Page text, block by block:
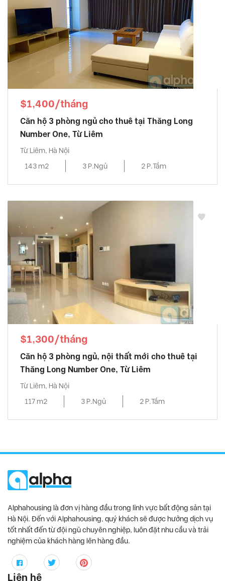
$1,400/tháng
Căn hộ 3 phòng ngủ cho thuê tại Thăng Long
Number One, Từ Liêm
Từ Liêm, Hà Nội
143 m2
3 P.Ngủ 2 P.Tắm
$1,300/tháng
Căn hộ 3 phòng ngủ, nội thất mới cho thuê tại
Thăng Long Number One, Từ Liêm
Từ Liêm, Hà Nội
117 m2
3 P.Ngủ 2 P.Tắm
Alphahousing là đơn vị hàng đầu trong lĩnh vực bất động sản tại
Hà Nội. Đến với Alphahousing, quý khách sẽ được hưởng dịch vụ
tốt nhất đến từ đội ngũ chuyên nghiệp, luôn đặt nhu cầu và trải
nghiệm của khách hàng lên hàng đầu.
Liên hệ